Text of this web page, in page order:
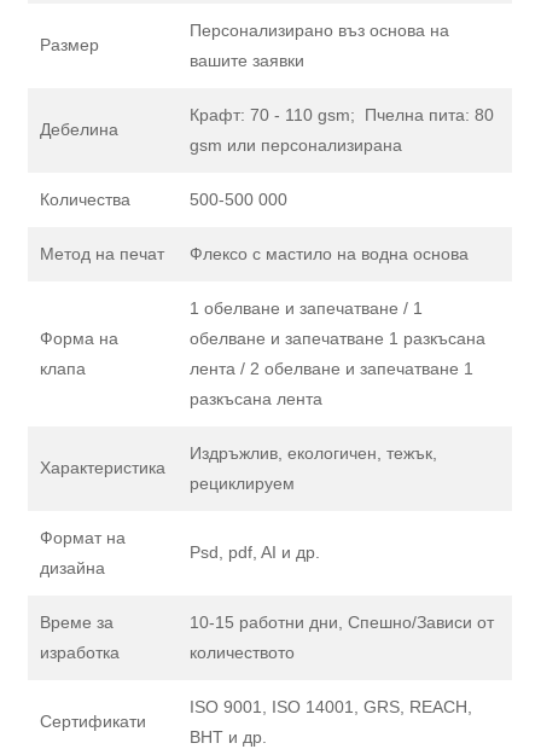
Размер
Персонализирано въз основа на
вашите заявки
Дебелина
Крафт: 70 - 110 gsm; Пчелна пита: 80
gsm или персонализирана
Количества 500-500 000
Метод на печат Флексо с мастило на водна основа
Форма на
клапа
1 обелване и запечатване / 1
обелване и запечатване 1 разкъсана
лента / 2 обелване и запечатване 1
разкъсана лента
Характеристика
Издръжлив, екологичен, тежък,
рециклируем
Формат на
дизайна
Psd, pdf, AI и др.
Време за
изработка
10-15 работни дни, Спешно/Зависи от
количеството
Сертификати
ISO 9001, ISO 14001, GRS, REACH,
BHT и др.